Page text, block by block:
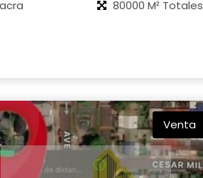
80000 M² Totales
Venta